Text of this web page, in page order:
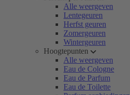
Alle weergeven
Lentegeuren
Herfst geuren
Zomergeuren
Wintergeuren
Hoogtepunten
Alle weergeven
Eau de Cologne
Eau de Parfum
Eau de Toilette